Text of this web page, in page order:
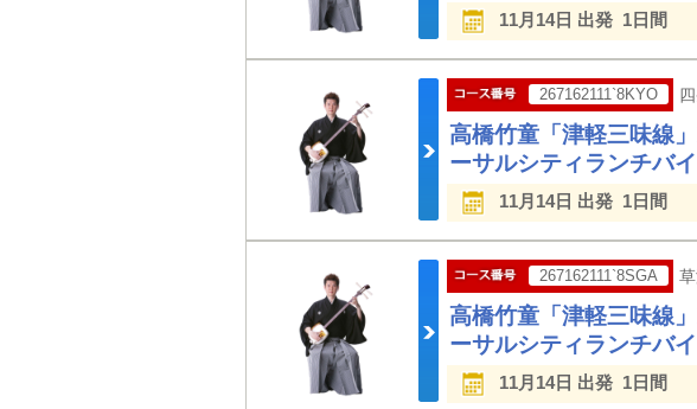
11月14日 出発 1日間
267162111`8KYO
高橋竹童「津軽三味線
ーサルシティランチバ
11月14日 出発 1日間
267162111`8SGA
高橋竹童「津軽三味線
ーサルシティランチバ
11月14日 出発 1日間